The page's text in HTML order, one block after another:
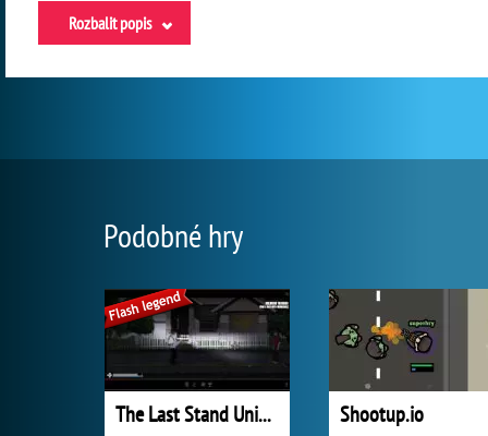
Rozbalit popis
Podobné hry
The Last Stand Union City Shootup.io